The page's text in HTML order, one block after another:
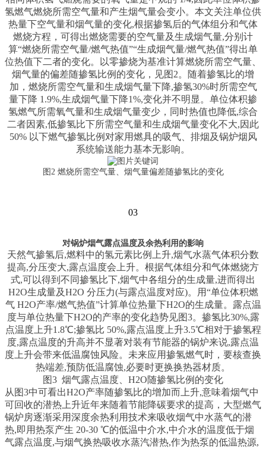
氢燃气燃烧所需空气量和产生烟气量会变小。本文关注单位供
热量下空气量和烟气量的变化,根据掺氢后的气体组分和气体
燃烧方程，可得出燃烧需要的空气量及生成烟气量,分别计
算“燃烧所需空气量/燃气热值”“生成烟气量/燃气热值”得出单
位热值下二者的变化。以零掺烧为基准计算燃烧所需空气量、
烟气量的偏差随掺氢比例的变化，见图2。随着掺氢比的增
加，燃烧所需空气量和生成烟气量下降,掺氢30%时所需空气
量下降 1.9%,生成烟气量下降1%,变化并不明显。单位体积掺
氢燃气所需氧气量和生成烟气量变少，同时热值也降低,综合
二者因素,低掺氢比下所需空气量和生成烟气量变化不大,因此
50% 以下燃气掺氢比例对家用燃具的吸气、排烟及锅炉烟风
系统输送能力基本无影响。
图2 燃烧所需空气量、烟气量偏差随掺氢比的变化
03
对锅炉烟气露点温度及余热利用的影响
天然气掺氢后,燃料中的氢元素比例上升,烟气水蒸气体积分数
提高,分压变大,露点温度会上升。根据气体组分和气体燃烧方
式,可以得到不同掺氢比下,烟气中各组分的生成量,进而得出
H2O生成量及H2O 分压力(与露点温度对应)。用“单位体积燃
气 H2O产率/燃气热值”计算单位热量下H2O的生成量。露点温
度与单位热量下H2O的产率的变化趋势见图3。掺氢比30%,露
点温度上升1.8℃;掺氢比 50%,露点温度上升3.5℃相对于掺氢程
度,露点温度的升高并不显著对装有节能器的锅炉来说,露点温
度上升会带来低温腐蚀风险。未来应用掺氢燃气时，要核查换
热端差,预防低温腐蚀,必要时更换换热器材质。
图3 烟气露点温度、H2O随掺氢比例的变化
从图3中可看出H2O产率随掺氢比的增加而上升,意味着烟气中
可回收的潜热上升近年来随着节能降碳要求的提高，大型燃气
锅炉房逐渐采用深度余热利用技术来吸收烟气中水蒸气的潜
热,即用热泵产生 20-30 ℃的低温中介水,中介水的温度低于烟
气露点温度,与烟气换热吸收水蒸汽潜热,作为热泵的低温热源,